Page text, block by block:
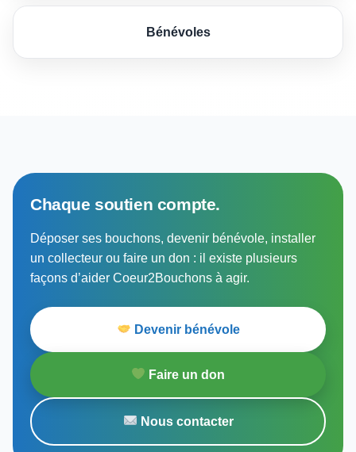
Bénévoles
Chaque soutien compte.
Déposer ses bouchons, devenir bénévole, installer
un collecteur ou faire un don : il existe plusieurs
façons d’aider Coeur2Bouchons à agir.
Devenir bénévole
Faire un don
Nous contacter